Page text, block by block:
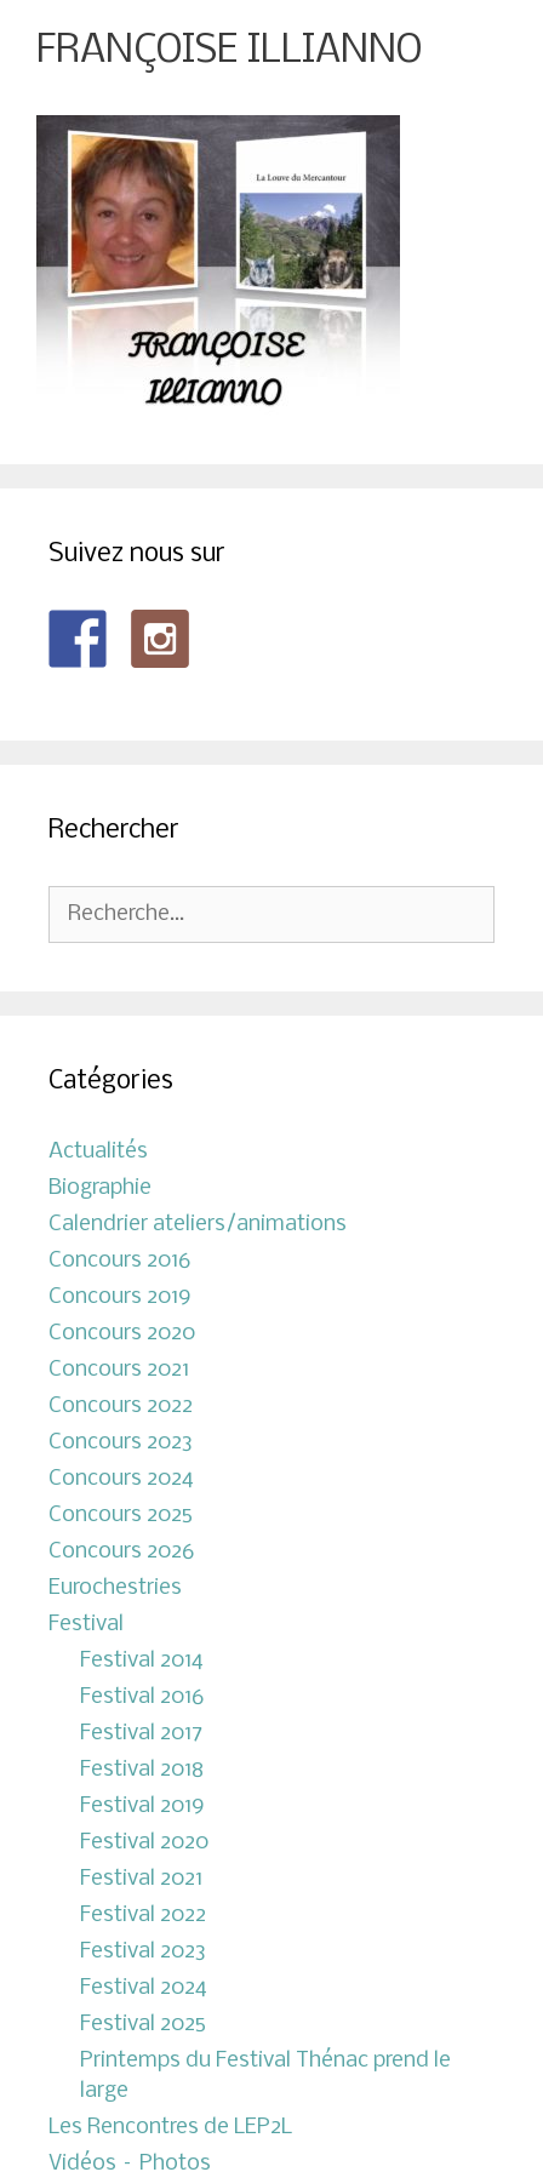
FRANÇOISE ILLIANNO
Suivez nous sur
Rechercher
Rechercher :
Catégories
Actualités
Biographie
Calendrier ateliers/animations
Concours 2016
Concours 2019
Concours 2020
Concours 2021
Concours 2022
Concours 2023
Concours 2024
Concours 2025
Concours 2026
Eurochestries
Festival
Festival 2014
Festival 2016
Festival 2017
Festival 2018
Festival 2019
Festival 2020
Festival 2021
Festival 2022
Festival 2023
Festival 2024
Festival 2025
Printemps du Festival Thénac prend le
large
Les Rencontres de LEP2L
Vidéos – Photos